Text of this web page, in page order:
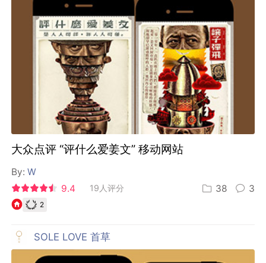
大众点评 “评什么爱姜文” 移动网站
By:W
9.4
19人评分 38 3
2
SOLE LOVE 首草